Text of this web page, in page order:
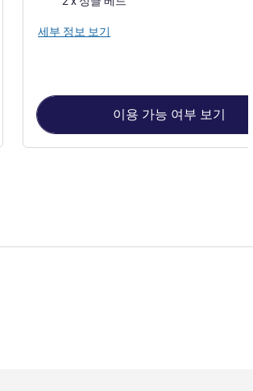
세부 정보 보기
이용 가능 여부 보기